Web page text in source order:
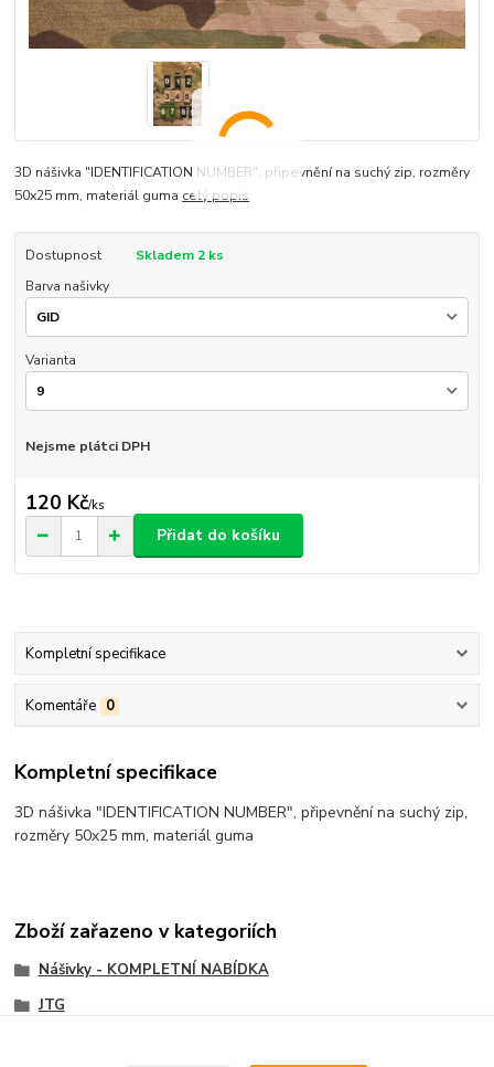
3D nášivka "IDENTIFICATION NUMBER", připevnění na suchý zip, rozměry
50x25 mm, materiál guma celý popis
Dostupnost
Skladem 2 ks
Barva našivky
Varianta
Nejsme plátci DPH
120 Kč/ks
Přidat do košíku
Kompletní specifikace
Komentáře 0
Kompletní specifikace
3D nášivka "IDENTIFICATION NUMBER", připevnění na suchý zip,
rozměry 50x25 mm, materiál guma
Zboží zařazeno v kategoriích
Nášivky - KOMPLETNÍ NABÍDKA
JTG